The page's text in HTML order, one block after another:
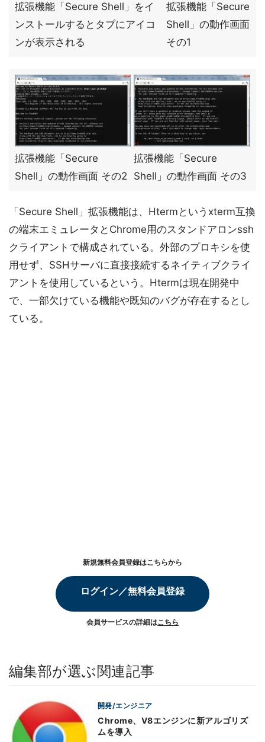
拡張機能「Secure Shell」をイ
ンストールするとタブにアイコ
ンが表示される
拡張機能「Secure
Shell」の動作画面
その1
拡張機能「Secure
Shell」の動作画面 その2
拡張機能「Secure
Shell」の動作画面 その3
「Secure Shell」拡張機能は、Htermというxterm互換
の端末エミュレータとChrome用のスタンドアロンssh
クライアントで構成されている。外部のプロキシを使
用せず、SSHサーバに直接接続するネイティブクライ
アントを使用しているという。Htermは現在開発中
で、一部欠けている機能や既知のバグが存在するとし
ている。
新規無料会員登録はこちらから
ログイン／無料会員登録
会員サービスの詳細はこちら
編集部が選ぶ関連記事
開発/エンジニア
Chrome、V8エンジンに新アルゴリズ
ムを導入